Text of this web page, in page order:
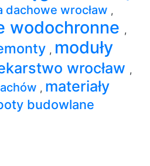
dachowe wrocław ,
wodochronne ,
, moduły
wrocław ,
, materiały
budowlane